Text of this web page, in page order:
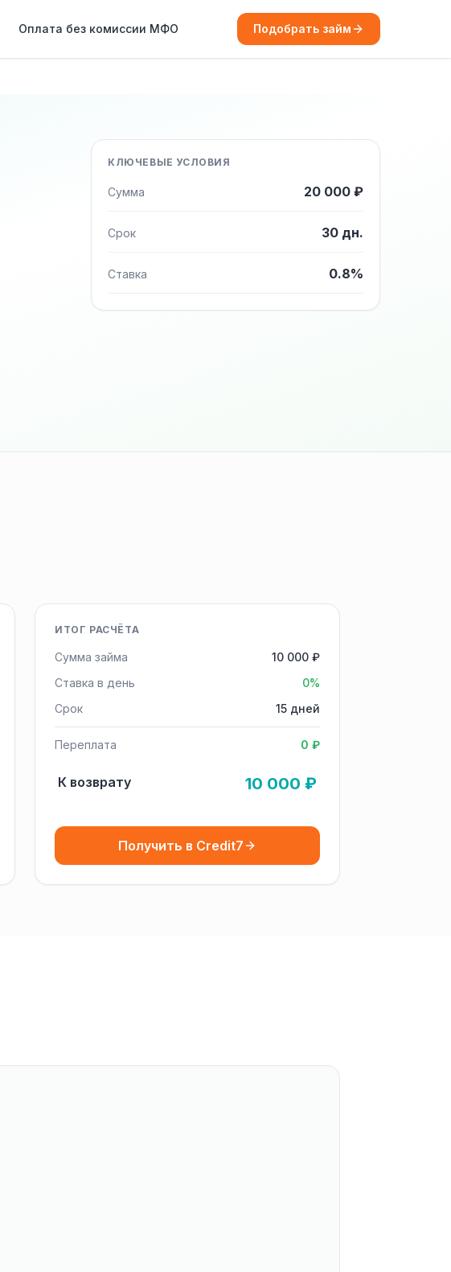
Оплата без комиссии МФО Подобрать займ
КЛЮЧЕВЫЕ УСЛОВИЯ
Сумма 20 000 ₽
Срок 30 дн.
Ставка 0.8%
ИТОГ РАСЧЁТА
Сумма займа
10 000 ₽
Ставка в день
0%
Срок
15 дней
Переплата 0 ₽
К возврату 10 000 ₽
Получить в Credit7